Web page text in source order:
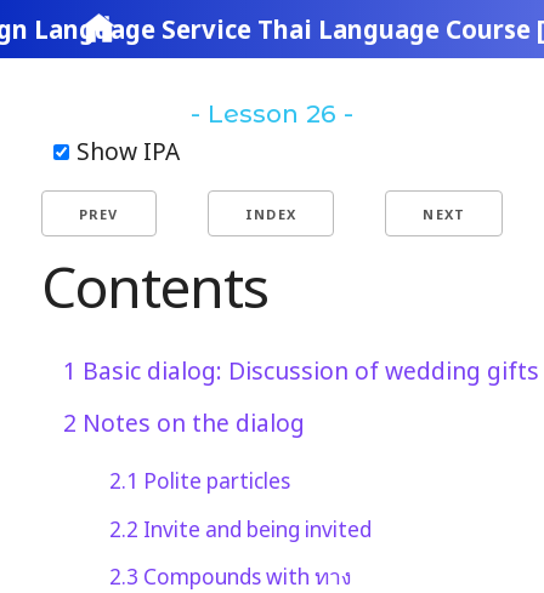
Language Service Thai Language Course
- Lesson 26 -
Show IPA
PREV INDEX NEXT
Contents
1 Basic dialog: Discussion of wedding gifts
2 Notes on the dialog
2.1 Polite particles
2.2 Invite and being invited
2.3 Compounds with ทาง